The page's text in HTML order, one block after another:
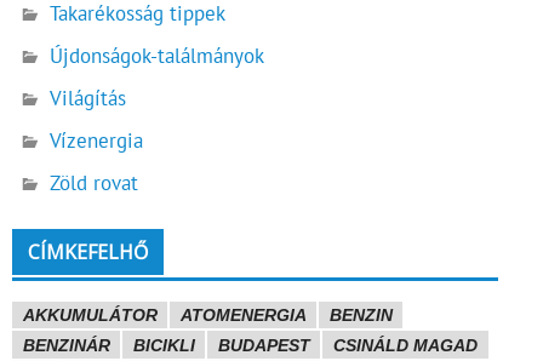
Takarékosság tippek
Újdonságok-találmányok
Világítás
Vízenergia
Zöld rovat
CÍMKEFELHŐ
AKKUMULÁTOR ATOMENERGIA
BENZIN
BENZINÁR
BICIKLI BUDAPEST
CSINÁLD MAGAD